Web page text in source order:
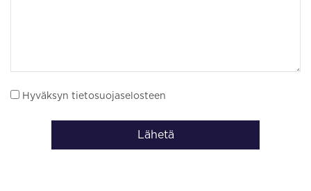
Hyväksyn tietosuojaselosteen
Lähetä